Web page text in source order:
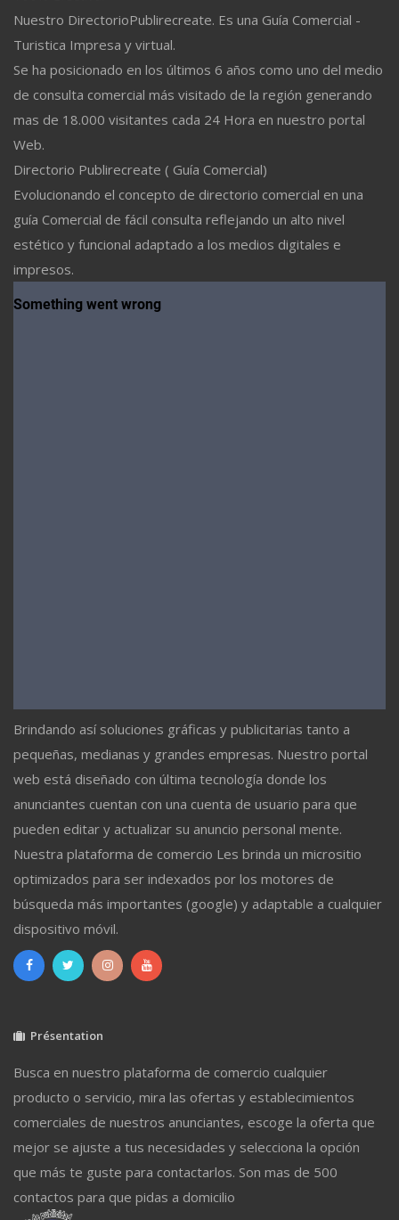
Nuestro DirectorioPublirecreate. Es una Guía Comercial -
Turistica Impresa y virtual.
Se ha posicionado en los últimos 6 años como uno del medio
de consulta comercial más visitado de la región generando
mas de 18.000 visitantes cada 24 Hora en nuestro portal
Web.
Directorio Publirecreate ( Guía Comercial)
Evolucionando el concepto de directorio comercial en una
guía Comercial de fácil consulta reflejando un alto nivel
estético y funcional adaptado a los medios digitales e
impresos.
Brindando así soluciones gráficas y publicitarias tanto a
pequeñas, medianas y grandes empresas. Nuestro portal
web está diseñado con última tecnología donde los
anunciantes cuentan con una cuenta de usuario para que
pueden editar y actualizar su anuncio personal mente.
Nuestra plataforma de comercio Les brinda un micrositio
optimizados para ser indexados por los motores de
búsqueda más importantes (google) y adaptable a cualquier
dispositivo móvil.
Présentation
Busca en nuestro plataforma de comercio cualquier
producto o servicio, mira las ofertas y establecimientos
comerciales de nuestros anunciantes, escoge la oferta que
mejor se ajuste a tus necesidades y selecciona la opción
que más te guste para contactarlos. Son mas de 500
contactos para que pidas a domicilio